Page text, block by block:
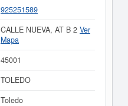
925251589
CALLE NUEVA, AT B 2 Ver
Mapa
45001
TOLEDO
Toledo